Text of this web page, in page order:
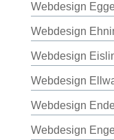
Webdesign
Webdesign
Webdesign
Webdesign
Webdesign
Webdesign